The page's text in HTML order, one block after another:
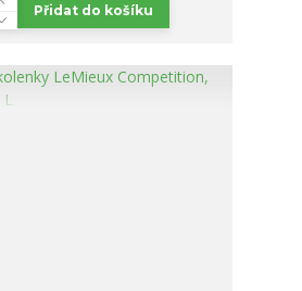
Přidat do košíku